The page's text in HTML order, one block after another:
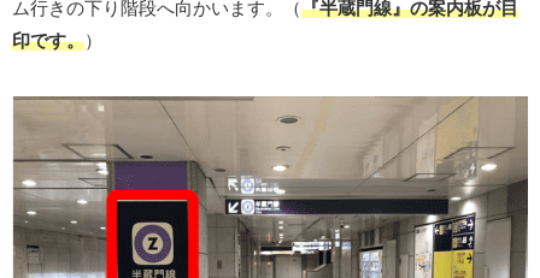
ム行きの下り階段へ向かいます。（『半蔵門線』の案内板が目
印です。）